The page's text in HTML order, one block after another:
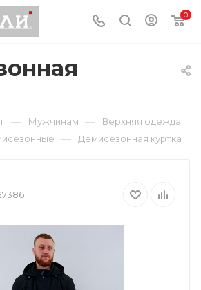
0
— Мужчинам — Верхняя одежда
— Демисезонная куртка